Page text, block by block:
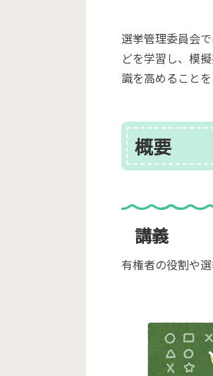
選挙管理委員会
どを学習し、模
識を高めること
概要
講義
有権者の役割や